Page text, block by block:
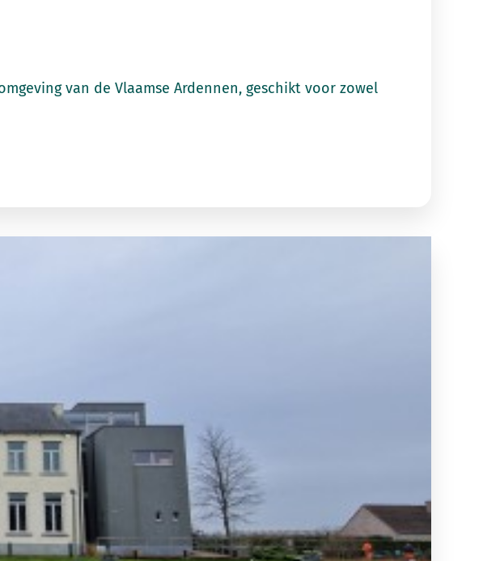
van de Vlaamse Ardennen, geschikt voor zowel